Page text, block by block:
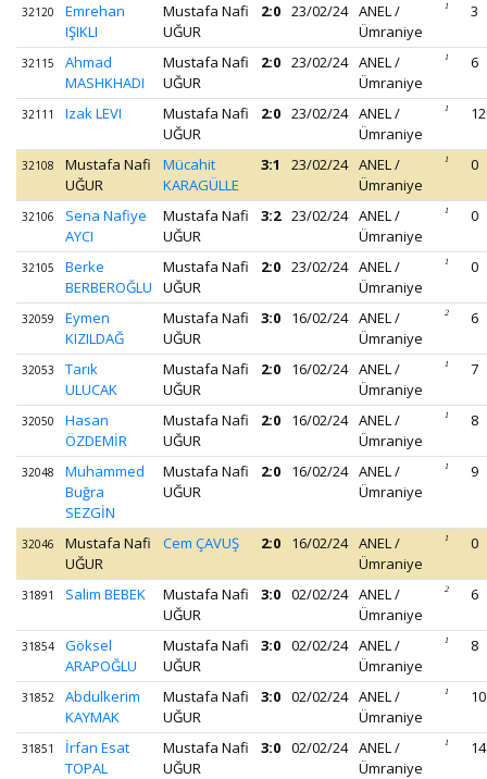
32120
Emrehan
IŞIKLI
Mustafa Nafi
UĞUR
2:0 23/02/24 ANEL /
Ümraniye
1 3
32115
Ahmad
MASHKHADI
Mustafa Nafi
UĞUR
2:0 23/02/24 ANEL /
Ümraniye
1 6
32111 Izak LEVI
Mustafa Nafi
UĞUR
2:0 23/02/24 ANEL /
Ümraniye
1 12
32108
Mustafa Nafi
UĞUR
Mücahit
KARAGÜLLE
3:1 23/02/24 ANEL /
Ümraniye
1 0
32106
Sena Nafiye
AYCI
Mustafa Nafi
UĞUR
3:2 23/02/24 ANEL /
Ümraniye
1 0
32105
Berke
BERBEROĞLU
Mustafa Nafi
UĞUR
2:0 23/02/24 ANEL /
Ümraniye
1 0
32059
Eymen
KIZILDAĞ
Mustafa Nafi
UĞUR
3:0 16/02/24 ANEL /
Ümraniye
2 6
32053
Tarık
ULUCAK
Mustafa Nafi
UĞUR
2:0 16/02/24 ANEL /
Ümraniye
1 7
32050
Hasan
ÖZDEMİR
Mustafa Nafi
UĞUR
2:0 16/02/24 ANEL /
Ümraniye
1 8
32048
Muhammed
Buğra
SEZGİN
Mustafa Nafi
UĞUR
2:0 16/02/24 ANEL /
Ümraniye
1 9
32046
Mustafa Nafi
UĞUR
Cem ÇAVUŞ 2:0 16/02/24 ANEL /
Ümraniye
1 0
31891 Salim BEBEK
Mustafa Nafi
UĞUR
3:0 02/02/24 ANEL /
Ümraniye
2 6
31854
Göksel
ARAPOĞLU
Mustafa Nafi
UĞUR
3:0 02/02/24 ANEL /
Ümraniye
1 8
31852
Abdulkerim
KAYMAK
Mustafa Nafi
UĞUR
3:0 02/02/24 ANEL /
Ümraniye
1 10
31851
İrfan Esat
TOPAL
Mustafa Nafi
UĞUR
3:0 02/02/24 ANEL /
Ümraniye
1 14